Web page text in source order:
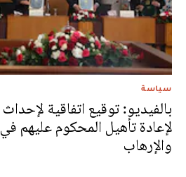
سياسة
بالفيديو: توقيع اتفاقية
لإعادة تأهيل المحكوم عليهم
والإرهاب